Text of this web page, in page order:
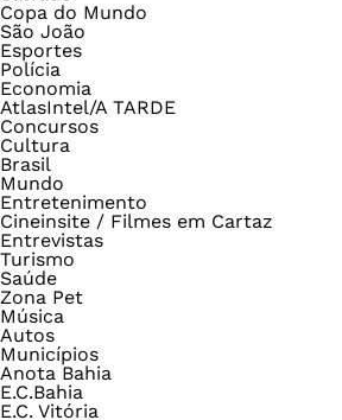
Copa do Mundo
São João
Esportes
Polícia
Economia
AtlasIntel/A TARDE
Concursos
Cultura
Brasil
Mundo
Entretenimento
Cineinsite / Filmes em Cartaz
Entrevistas
Turismo
Saúde
Zona Pet
Música
Autos
Municípios
Anota Bahia
E.C.Bahia
E.C. Vitória